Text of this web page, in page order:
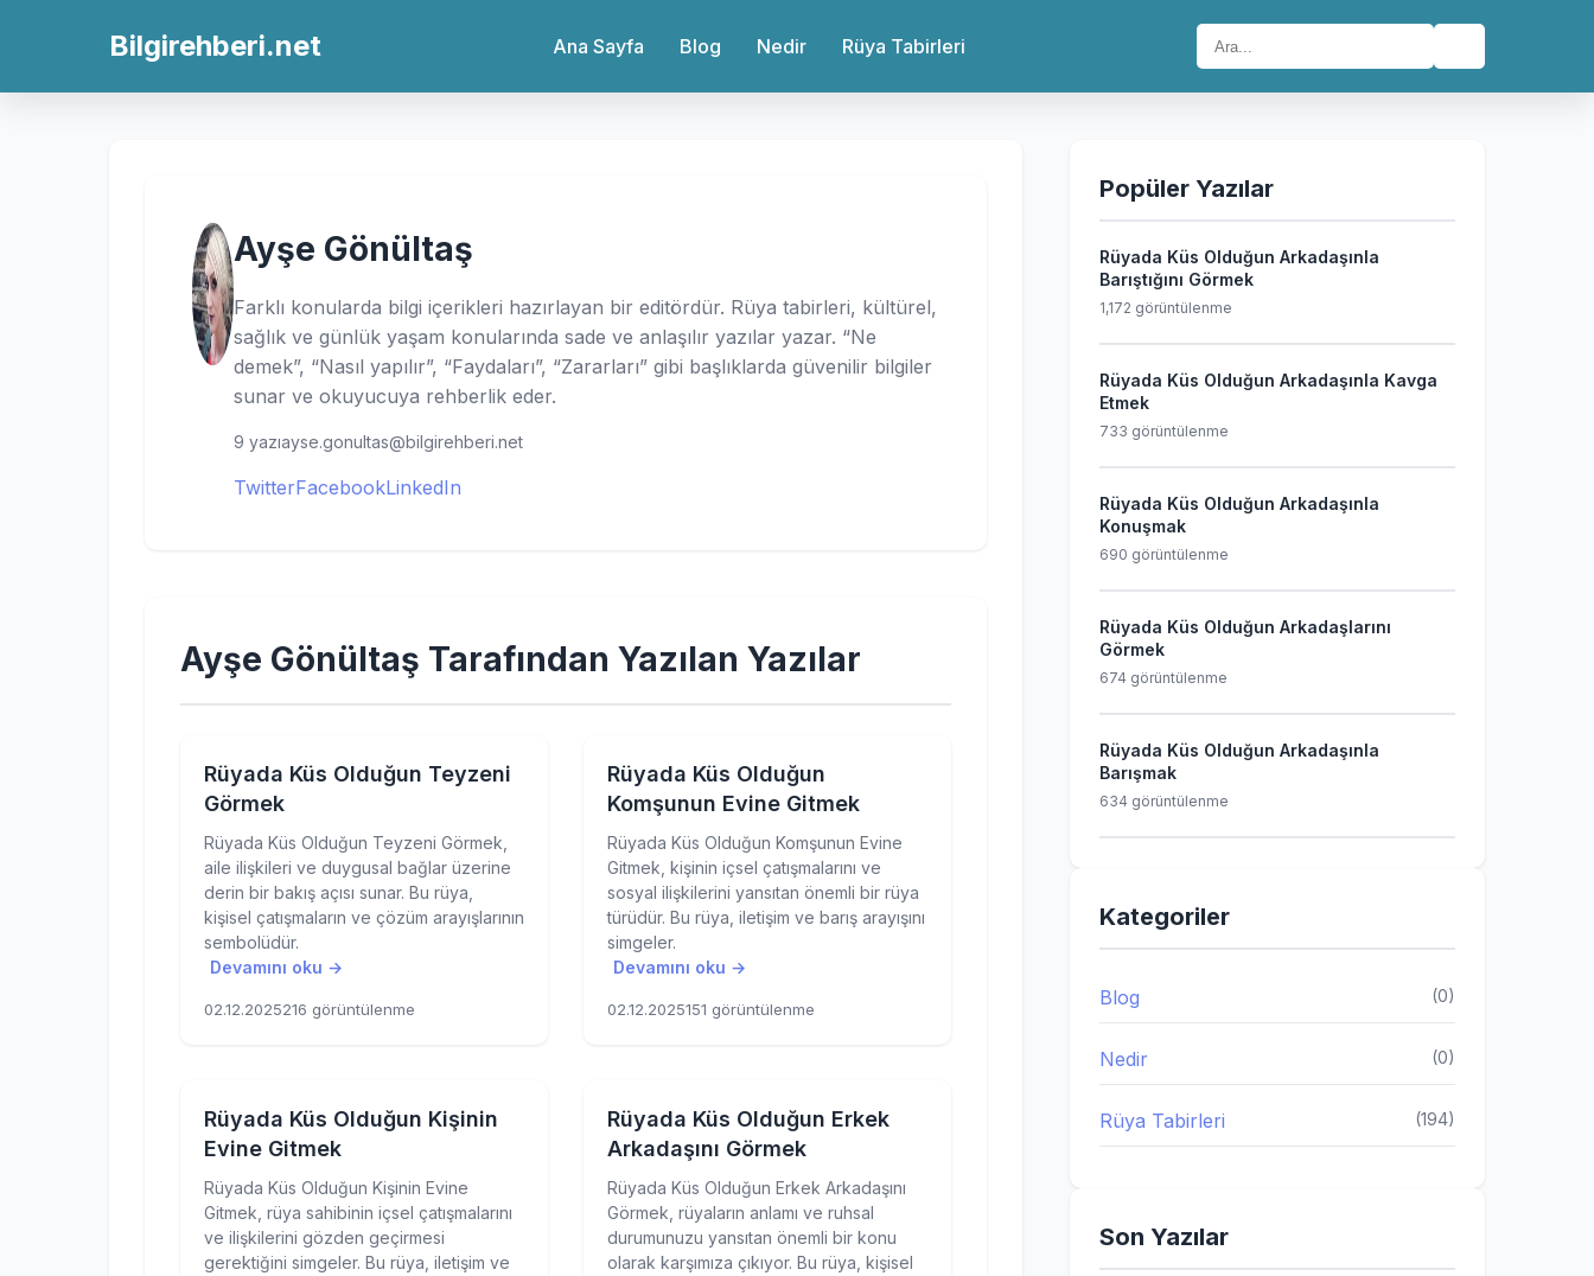
Bilgirehberi.net Ana Sayfa Blog Nedir Rüya Tabirleri
Ayşe Gönültaş
Farklı konularda bilgi içerikleri hazırlayan bir editördür. Rüya tabirleri, kültürel,
sağlık ve günlük yaşam konularında sade ve anlaşılır yazılar yazar. “Ne
demek”, “Nasıl yapılır”, “Faydaları”, “Zararları” gibi başlıklarda güvenilir bilgiler
sunar ve okuyucuya rehberlik eder.
9 yazıayse.gonultas@bilgirehberi.net
TwitterFacebookLinkedIn
Ayşe Gönültaş Tarafından Yazılan Yazılar
Rüyada Küs Olduğun Teyzeni
Görmek
Rüyada Küs Olduğun Teyzeni Görmek,
aile ilişkileri ve duygusal bağlar üzerine
derin bir bakış açısı sunar. Bu rüya,
kişisel çatışmaların ve çözüm arayışlarının
sembolüdür.
Devamını oku →
02.12.2025216 görüntülenme
Rüyada Küs Olduğun
Komşunun Evine Gitmek
Rüyada Küs Olduğun Komşunun Evine
Gitmek, kişinin içsel çatışmalarını ve
sosyal ilişkilerini yansıtan önemli bir rüya
türüdür. Bu rüya, iletişim ve barış arayışını
simgeler.
Devamını oku →
02.12.2025151 görüntülenme
Rüyada Küs Olduğun Kişinin
Evine Gitmek
Rüyada Küs Olduğun Kişinin Evine
Gitmek, rüya sahibinin içsel çatışmalarını
ve ilişkilerini gözden geçirmesi
gerektiğini simgeler. Bu rüya, iletişim ve
Rüyada Küs Olduğun Erkek
Arkadaşını Görmek
Rüyada Küs Olduğun Erkek Arkadaşını
Görmek, rüyaların anlamı ve ruhsal
durumunuzu yansıtan önemli bir konu
olarak karşımıza çıkıyor. Bu rüya, kişisel
Popüler Yazılar
Rüyada Küs Olduğun Arkadaşınla
Barıştığını Görmek
1,172 görüntülenme
Rüyada Küs Olduğun Arkadaşınla Kavga
Etmek
733 görüntülenme
Rüyada Küs Olduğun Arkadaşınla
Konuşmak
690 görüntülenme
Rüyada Küs Olduğun Arkadaşlarını
Görmek
674 görüntülenme
Rüyada Küs Olduğun Arkadaşınla
Barışmak
634 görüntülenme
Kategoriler
Blog (0)
Nedir (0)
Rüya Tabirleri (194)
Son Yazılar